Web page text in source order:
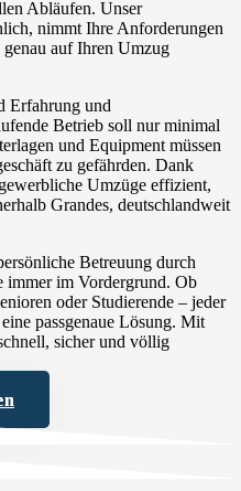
Abläufen. Unser
nimmt Ihre Anforderungen
auf Ihren Umzug
Erfahrung und
Betrieb soll nur minimal
und Equipment müssen
zu gefährden. Dank
Umzüge effizient,
Grandes, deutschlandweit
Betreuung durch
immer im Vordergrund. Ob
oder Studierende – jeder
passgenaue Lösung. Mit
sicher und völlig